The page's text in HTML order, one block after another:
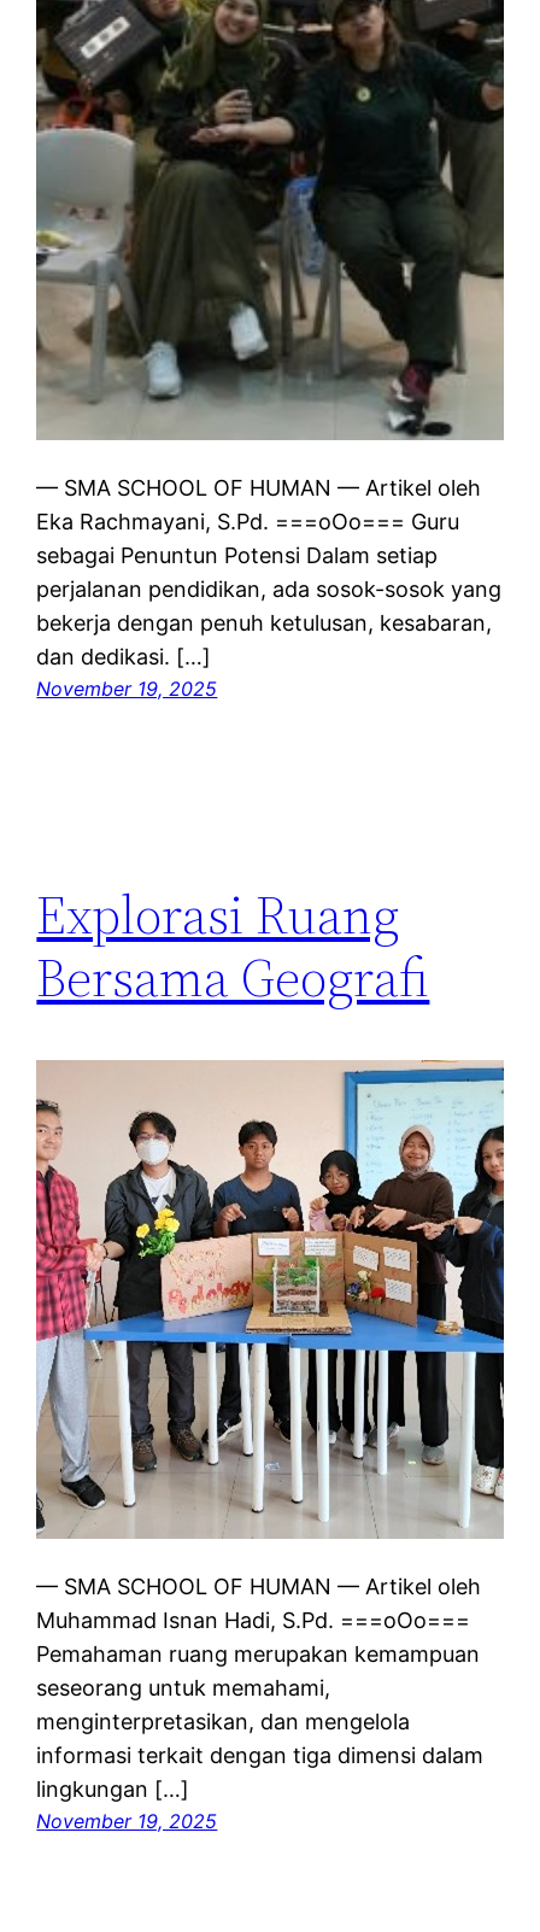
— SMA SCHOOL OF HUMAN — Artikel oleh
Eka Rachmayani, S.Pd. ===oOo=== Guru
sebagai Penuntun Potensi Dalam setiap
perjalanan pendidikan, ada sosok-sosok yang
bekerja dengan penuh ketulusan, kesabaran,
dan dedikasi. […]
November 19, 2025
Explorasi Ruang
Bersama Geografi
— SMA SCHOOL OF HUMAN — Artikel oleh
Muhammad Isnan Hadi, S.Pd. ===oOo===
Pemahaman ruang merupakan kemampuan
seseorang untuk memahami,
menginterpretasikan, dan mengelola
informasi terkait dengan tiga dimensi dalam
lingkungan […]
November 19, 2025